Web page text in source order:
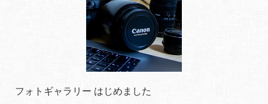
フォトギャラリー はじめました